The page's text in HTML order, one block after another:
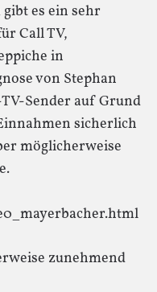
es ein sehr
Call TV,
in
von Stephan
Sender auf Grund
sicherlich
möglicherweise
zunehmend